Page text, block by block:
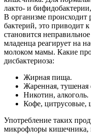
лакто- и
В организме происходит
бактерий, это приводит
становится
младенца реагирует на
молоком мамы. Какие
дисбактериоза:
Жирная пища.
Жаренная, тушеная
Никотин, алкоголь.
Кофе, цитрусовые,
Употребление таких
микрофлоры кишечника,